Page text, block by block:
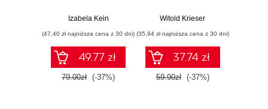
Podstawowe ustawienia
Co naprawdę oznacza Duplicate ACK?
Expert Info jako wykrywacz anomalii
Analiza dostarczania pakietów poza
kolejnością
przykłady i
Izabela Kein
(47,40 zł najniższa cena z 30 dni)
49.77 zł
79.00zł (-37%)
pigułce
Witold Krieser
(35,94 zł najniższa cena z 30 dni)
37.74 zł
59.90zł (-37%)